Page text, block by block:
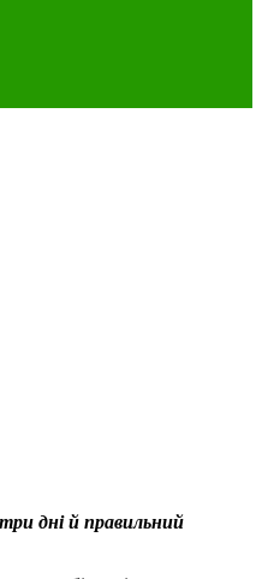
дні й правильний